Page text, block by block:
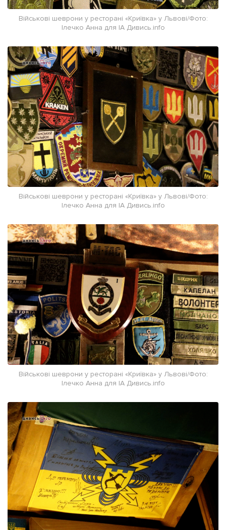
Військові шеврони у ресторані «Криївка» у Львові/Фото:
Ілечко Анна для ІА Дивись.info
Військові шеврони у ресторані «Криївка» у Львові/Фото:
Ілечко Анна для ІА Дивись.info
Військові шеврони у ресторані «Криївка» у Львові/Фото:
Ілечко Анна для ІА Дивись.info